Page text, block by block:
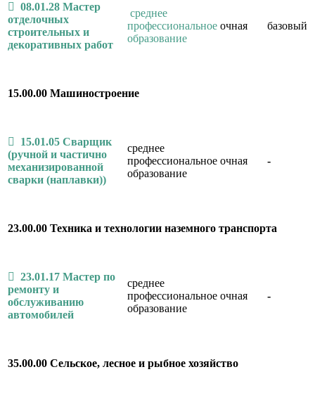
08.01.28 Мастер
отделочных
строительных и
декоративных работ
среднее
профессиональное
образование
очная базовый
15.00.00 Машиностроение
15.01.05 Сварщик
(ручной и частично
механизированной
сварки (наплавки))
среднее
профессиональное
образование
очная -
23.00.00 Техника и технологии наземного транспорта
23.01.17 Мастер по
ремонту и
обслуживанию
автомобилей
среднее
профессиональное
образование
очная -
35.00.00 Сельское, лесное и рыбное хозяйство